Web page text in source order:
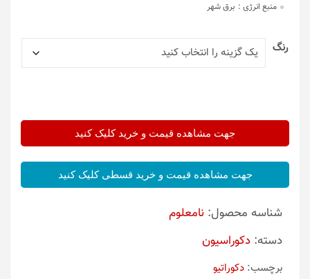
منبع انرژی : برق شهر
رنگ
جهت مشاهده قیمت و خرید کلیک کنید
جهت مشاهده قیمت و خرید قسطی کلیک کنید
شناسه محصول: نامعلوم
دسته: دکوراسیون
برچسب: دکوراتیو